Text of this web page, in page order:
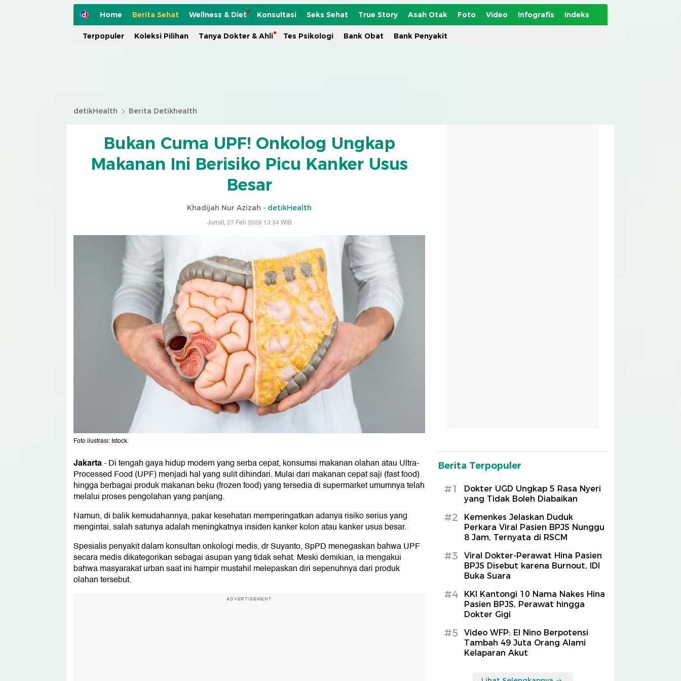
Home Berita Sehat Wellness & Diet Konsultasi Seks Sehat True Story Asah Otak Foto Video Infografis Indeks
Terpopuler Koleksi Pilihan Tanya Dokter & Ahli Tes Psikologi Bank Obat Bank Penyakit
detikHealth Berita Detikhealth
Bukan Cuma UPF! Onkolog Ungkap
Makanan Ini Berisiko Picu Kanker Usus
Besar
Khadijah Nur Azizah - detikHealth
Jumat, 27 Feb 2026 13:34 WIB
Foto ilustrasi: Istock
Jakarta-Di tengah gaya hidup modern yang serba cepat, konsumsi makanan olahan atau Ultra-
Processed Food (UPF) menjadi hal yang sulit dihindari. Mulai dari makanan cepat saji (fast food)
hingga berbagai produk makanan beku (frozen food) yang tersedia di supermarket umumnya telah
melalui proses pengolahan yang panjang.
Namun, di balik kemudahannya, pakar kesehatan memperingatkan adanya risiko serius yang
mengintai, salah satunya adalah meningkatnya insiden kanker kolon atau kanker usus besar.
Spesialis penyakit dalam konsultan onkologi medis, dr Suyanto, SpPD menegaskan bahwa UPF
secara medis dikategorikan sebagai asupan yang tidak sehat. Meski demikian, ia mengakui
bahwa masyarakat urban saat ini hampir mustahil melepaskan diri sepenuhnya dari produk
olahan tersebut.
ADVERTISEMENT
Berita Terpopuler
#1
Dokter UGD Ungkap 5 Rasa Nyeri
yang Tidak Boleh Diabaikan
#2
Kemenkes Jelaskan Duduk
Perkara Viral Pasien BPJS Nunggu
8 Jam, Ternyata di RSCM
#3
Viral Dokter-Perawat Hina Pasien
BPJS Disebut karena Burnout, IDI
Buka Suara
#4
KKI Kantongi 10 Nama Nakes Hina
Pasien BPJS, Perawat hingga
Dokter Gigi
#5
Video WFP: El Nino Berpotensi
Tambah 49 Juta Orang Alami
Kelaparan Akut